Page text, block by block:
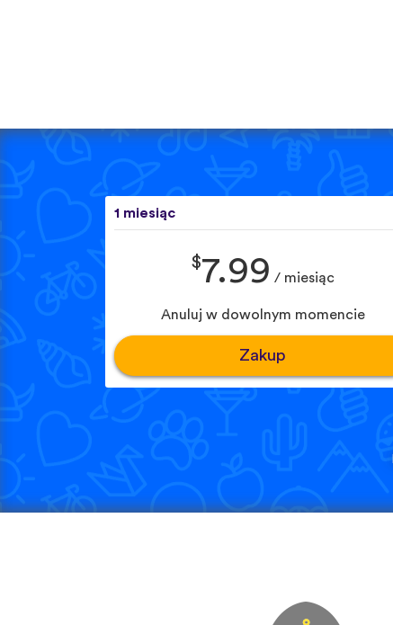
1 miesiąc
$7.99 / miesiąc
Anuluj w dowolnym momencie
Zakup